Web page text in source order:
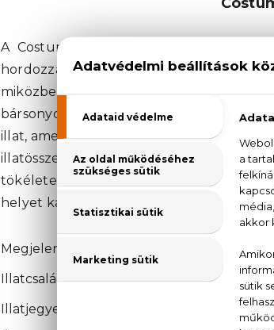
A Costume National Scent Eau De
hordozza magában. A parfüm
miközben a hibiszkusz, a jázmin és a
bársonyos illata pedig hosszan tartó,
illat, amely minden nő számára lehetővé
illatösszetevők tökéletesen
tökéletes választás lehet. A Costume
helyet kapjon minden nő
Megjelenési év: 2002
Illatcsalád: Virágos
Illatjegyek: Hibiszkusz, jázmin, zöld tea,